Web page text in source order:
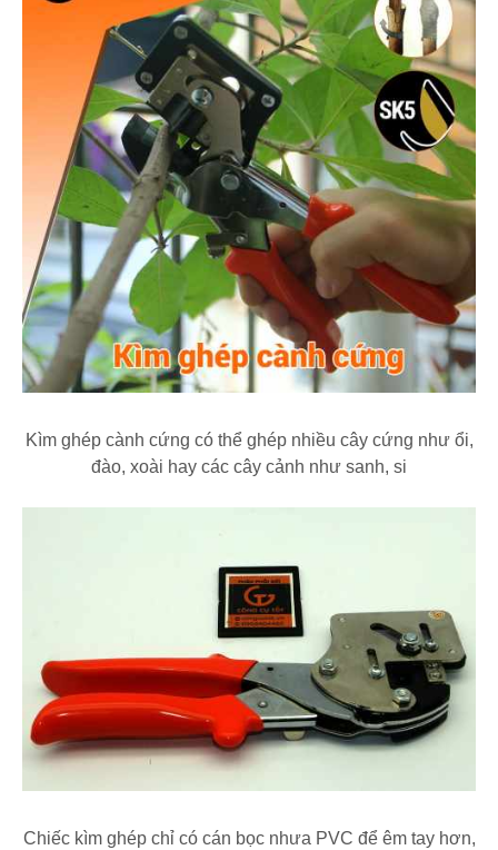
Kìm ghép cành cứng có thể ghép nhiều cây cứng như ổi,
đào, xoài hay các cây cảnh như sanh, si
Chiếc kìm ghép chỉ có cán bọc nhưa PVC để êm tay hơn,